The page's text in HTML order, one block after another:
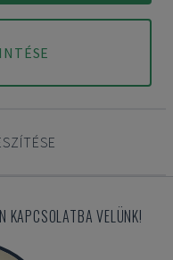
KAPCSOLATBA VELÜNK!